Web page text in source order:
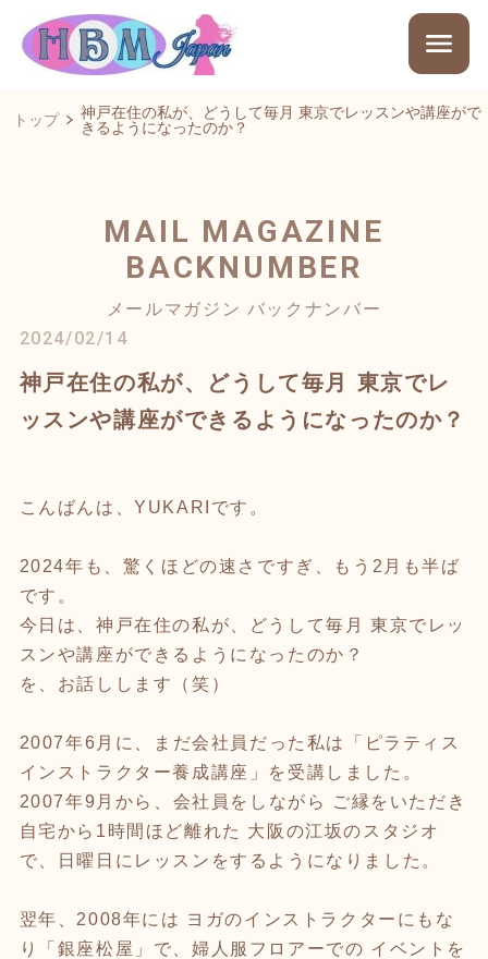
トップ
神戸在住の私が、どうして毎月 東京でレッスンや講座がで
きるようになったのか？
MAIL MAGAZINE
BACKNUMBER
メールマガジン バックナンバー
2024/02/14
神戸在住の私が、どうして毎月 東京でレ
ッスンや講座ができるようになったのか？
こんばんは、YUKARIです。
2024年も、驚くほどの速さですぎ、もう2月も半ば
です。
今日は、神戸在住の私が、どうして毎月 東京でレッ
スンや講座ができるようになったのか？
を、お話しします（笑）
2007年6月に、まだ会社員だった私は「ピラティス
インストラクター養成講座」を受講しました。
2007年9月から、会社員をしながら ご縁をいただき
自宅から1時間ほど離れた 大阪の江坂のスタジオ
で、日曜日にレッスンをするようになりました。
翌年、2008年には ヨガのインストラクターにもな
り「銀座松屋」で、婦人服フロアーでの イベントを